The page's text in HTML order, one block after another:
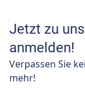
Jetzt zu
anmelden!
Verpassen Sie
mehr!